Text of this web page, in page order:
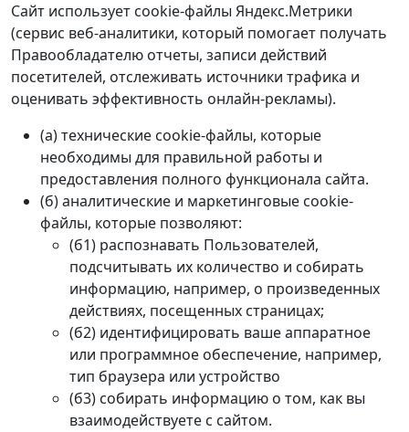
Сайт использует cookie-файлы Яндекс.Метрики
(сервис веб-аналитики, который помогает получать
Правообладателю отчеты, записи действий
посетителей, отслеживать источники трафика и
оценивать эффективность онлайн-рекламы).
(а) технические cookie-файлы, которые
необходимы для правильной работы и
предоставления полного функционала сайта.
(б) аналитические и маркетинговые cookie-
файлы, которые позволяют:
(б1) распознавать Пользователей,
подсчитывать их количество и собирать
информацию, например, о произведенных
действиях, посещенных страницах;
(б2) идентифицировать ваше аппаратное
или программное обеспечение, например,
тип браузера или устройство
(б3) собирать информацию о том, как вы
взаимодействуете с сайтом.